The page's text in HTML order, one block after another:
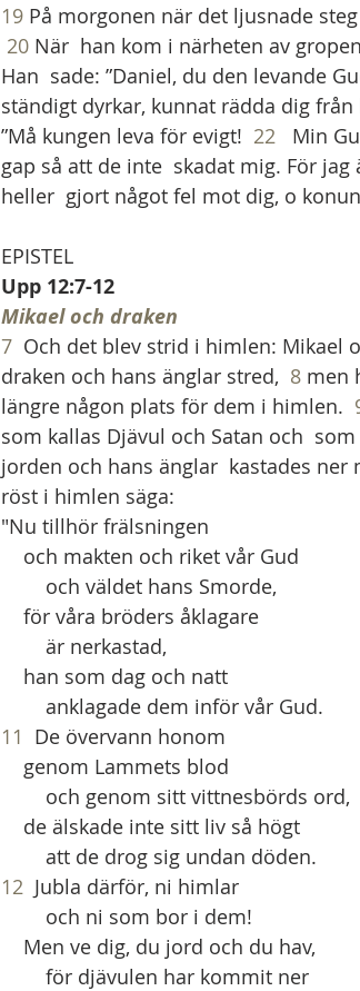
19 På morgonen när det ljusnade
20 När  han kom i närheten av
Han  sade: ”Daniel, du den levande
ständigt dyrkar, kunnat rädda dig från
”Må kungen leva för evigt! 22
Min
gap så att de inte  skadat mig. För
heller  gjort något fel mot dig, o
EPISTEL
Upp 12:7-12
Mikael och draken
7
Och det blev strid i himlen:
draken och hans änglar stred, 8 men
längre någon plats för dem i himlen.
som kallas Djävul och Satan och
jorden och hans änglar  kastades ner
röst i himlen säga:
"Nu tillhör frälsningen
    och makten och riket vår Gud
        och väldet hans Smorde,
    för våra bröders åklagare
        är nerkastad,
    han som dag och natt
        anklagade dem inför vår Gud.
11
  De övervann honom
    genom Lammets blod
        och genom sitt vittnesbörds ord,
    de älskade inte sitt liv så högt
        att de drog sig undan döden.
12
  Jubla därför, ni himlar
        och ni som bor i dem!
    Men ve dig, du jord och du hav,
        för djävulen har kommit ner